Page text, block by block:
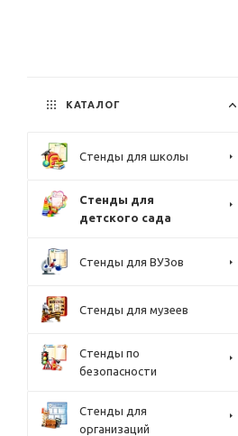
КАТАЛОГ
Стенды для школы
Стенды для
детского сада
Стенды для ВУЗов
Стенды для музеев
Стенды по
безопасности
Стенды для
организаций